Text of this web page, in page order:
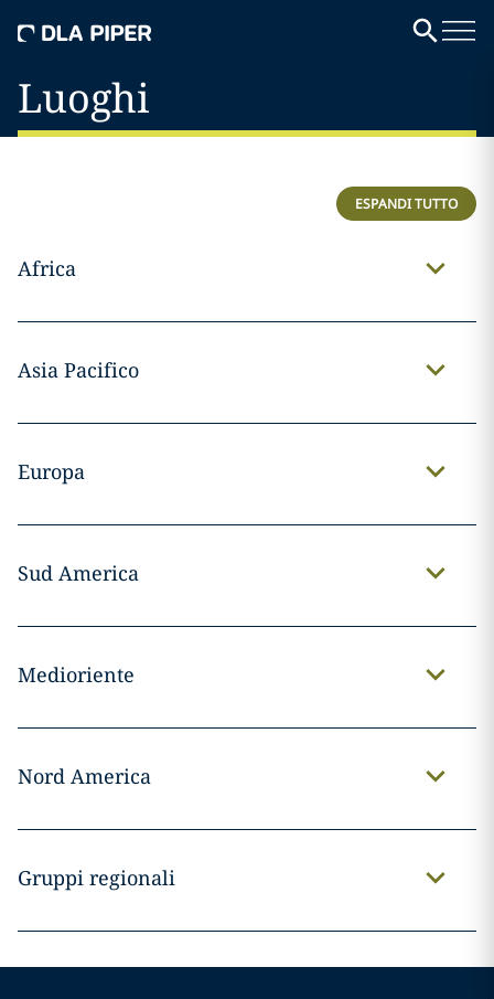
Luoghi
ESPANDI TUTTO
Africa
Asia Pacifico
Europa
Sud America
Medioriente
Nord America
Gruppi regionali